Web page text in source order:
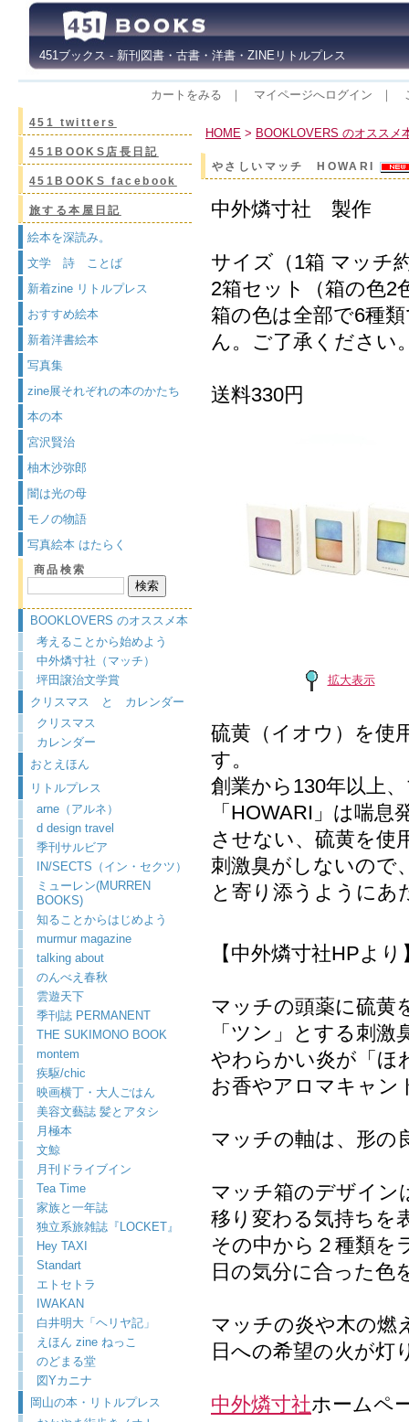
451ブックス - 新刊図書・古書・洋書・ZINEリトルプレス
カートをみる ｜ マイページへログイン ｜
451 twitters
451BOOKS店長日記
451BOOKS facebook
旅する本屋日記
絵本を深読み。
文学 詩 ことば
新着zine リトルプレス
おすすめ絵本
新着洋書絵本
写真集
zine展それぞれの本のかたち
本の本
宮沢賢治
柚木沙弥郎
闇は光の母
モノの物語
写真絵本 はたらく
商品検索
BOOKLOVERS のオススメ本
考えることから始めよう
中外燐寸社（マッチ）
坪田譲治文学賞
クリスマス と カレンダー
クリスマス
カレンダー
おとえほん
リトルプレス
arne（アルネ）
d design travel
季刊サルビア
IN/SECTS（イン・セクツ）
ミューレン(MURREN
BOOKS)
知ることからはじめよう
murmur magazine
talking about
のんべえ春秋
雲遊天下
季刊誌 PERMANENT
THE SUKIMONO BOOK
montem
疾駆/chic
映画横丁・大人ごはん
美容文藝誌 髪とアタシ
月極本
文鯨
月刊ドライブイン
Tea Time
家族と一年誌
独立系旅雑誌『LOCKET』
Hey TAXI
Standart
エトセトラ
IWAKAN
白井明大「ヘリヤ記」
えほん zine ねっこ
のどまる堂
図Yカニナ
岡山の本・リトルプレス
HOME > BOOKLOVERS のオススメ
やさしいマッチ HOWARI
中外燐寸社 製作
サイズ（1箱 マッチ
2箱セット（箱の色2
箱の色は全部で6種
ん。ご了承ください
送料330円
拡大表示
硫黄（イオウ）を使
す。
創業から130年以上
「HOWARI」は喘
させない、硫黄を使
刺激臭がしないので
と寄り添うようにあ
【中外燐寸社HPより
マッチの頭薬に硫黄
「ツン」とする刺激
やわらかい炎が「ほ
お香やアロマキャン
マッチの軸は、形の
マッチ箱のデザイン
移り変わる気持ちを
その中から２種類を
日の気分に合った色
マッチの炎や木の燃
日への希望の火が灯
中外燐寸社ホームペ